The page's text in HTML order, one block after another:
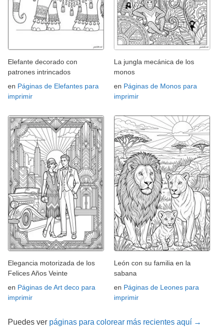
Elefante decorado con
patrones intrincados
en Páginas de Elefantes para
imprimir
La jungla mecánica de los
monos
en Páginas de Monos para
imprimir
Elegancia motorizada de los
Felices Años Veinte
en Páginas de Art deco para
imprimir
León con su familia en la
sabana
en Páginas de Leones para
imprimir
Puedes ver páginas para colorear más recientes aquí →